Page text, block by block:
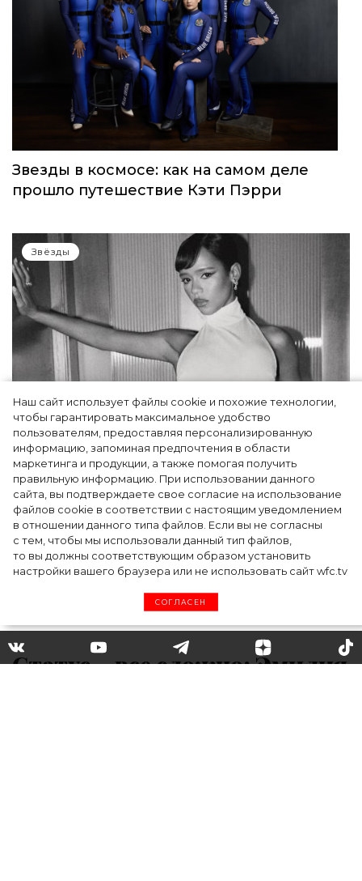
Наш сайт использует файлы cookie и похожие технологии,
чтобы гарантировать максимальное удобство
пользователям, предоставляя персонализированную
информацию, запоминая предпочтения в области
маркетинга и продукции, а также помогая получить
правильную информацию. При использовании данного
сайта, вы подтверждаете свое согласие на использование
файлов cookie в соответствии с настоящим уведомлением
в отношении данного типа файлов. Если вы не согласны
с тем, чтобы мы использовали данный тип файлов,
то вы должны соответствующим образом установить
настройки вашего браузера или не использовать сайт wfc.tv
СОГЛАСЕН
Звезды в космосе: как на самом деле
прошло путешествие Кэти Пэрри
Звёзды
Тейлор Рассел в образе белого лебедя на
церемонии BAFTA-2024
Статус – все сложно: Эмилия